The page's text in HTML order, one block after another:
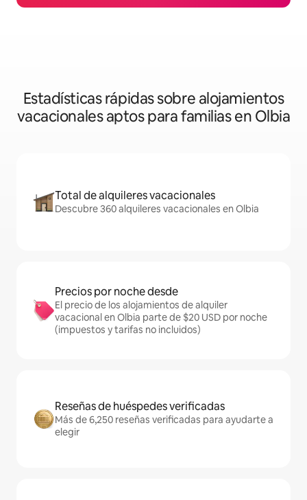
Estadísticas rápidas sobre alojamientos
vacacionales aptos para familias en Olbia
Total de alquileres vacacionales
Descubre 360 alquileres vacacionales en Olbia
Precios por noche desde
El precio de los alojamientos de alquiler
vacacional en Olbia parte de $20 USD por noche
(impuestos y tarifas no incluidos)
Reseñas de huéspedes verificadas
Más de 6,250 reseñas verificadas para ayudarte a
elegir